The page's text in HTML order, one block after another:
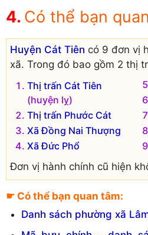
Có thể bạn
Huyện Cát Tiên có 9 đơn vị
xã. Trong đó bao gồm 2 thị
Thị trấn Cát Tiên
(huyện lỵ)
Thị trấn Phước Cát
Xã Đồng Nai Thượng
Xã Đức Phổ
Đơn vị hành chính cũ hiện
☛ Có thể bạn quan tâm:
Danh sách phường xã